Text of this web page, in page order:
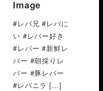
Image
#レバ兄 #レバに
い #レバー好き
#レバー #新鮮レ
バー #朝採りレ
バー #豚レバー
#レバニラ […]